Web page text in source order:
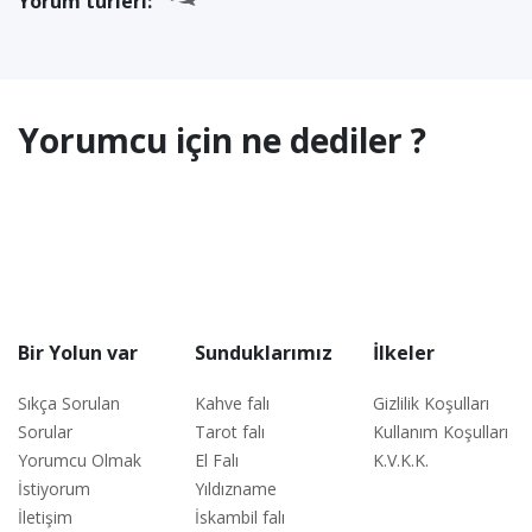
Yorumcu için ne dediler ?
Bir Yolun var
Sıkça Sorulan
Sorular
Yorumcu Olmak
İstiyorum
İletişim
Sunduklarımız
Kahve falı
Tarot falı
El Falı
Yıldızname
İskambil falı
İlkeler
Gizlilik Koşulları
Kullanım Koşulları
K.V.K.K.